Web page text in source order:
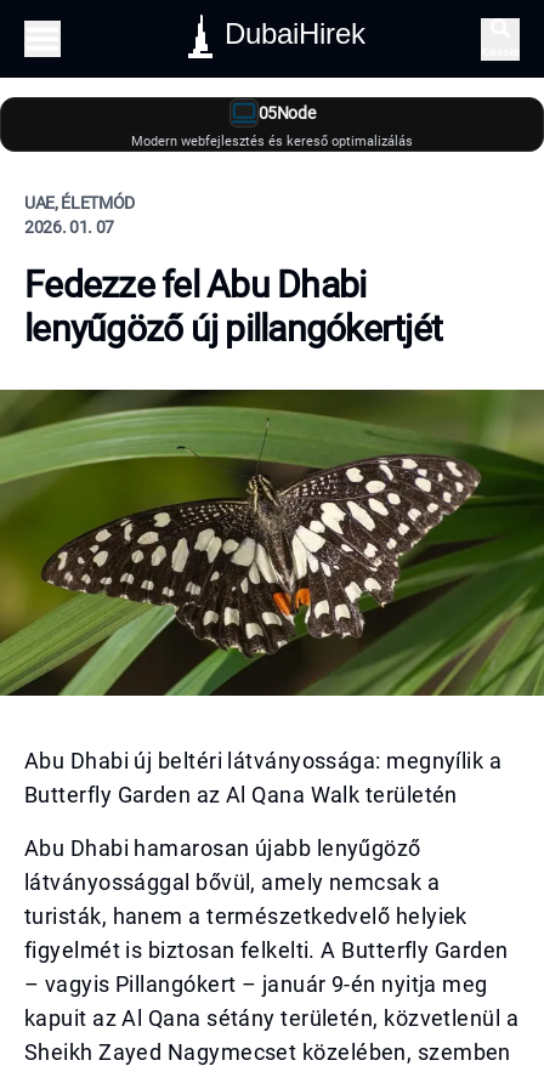
DubaiHirek
05Node
Modern webfejlesztés és kereső optimalizálás
UAE, ÉLETMÓD
2026. 01. 07
Fedezze fel Abu Dhabi
lenyűgöző új pillangókertjét
Abu Dhabi új beltéri látványossága: megnyílik a
Butterfly Garden az Al Qana Walk területén
Abu Dhabi hamarosan újabb lenyűgöző
látványossággal bővül, amely nemcsak a
turisták, hanem a természetkedvelő helyiek
figyelmét is biztosan felkelti. A Butterfly Garden
– vagyis Pillangókert – január 9-én nyitja meg
kapuit az Al Qana sétány területén, közvetlenül a
Sheikh Zayed Nagymecset közelében, szemben